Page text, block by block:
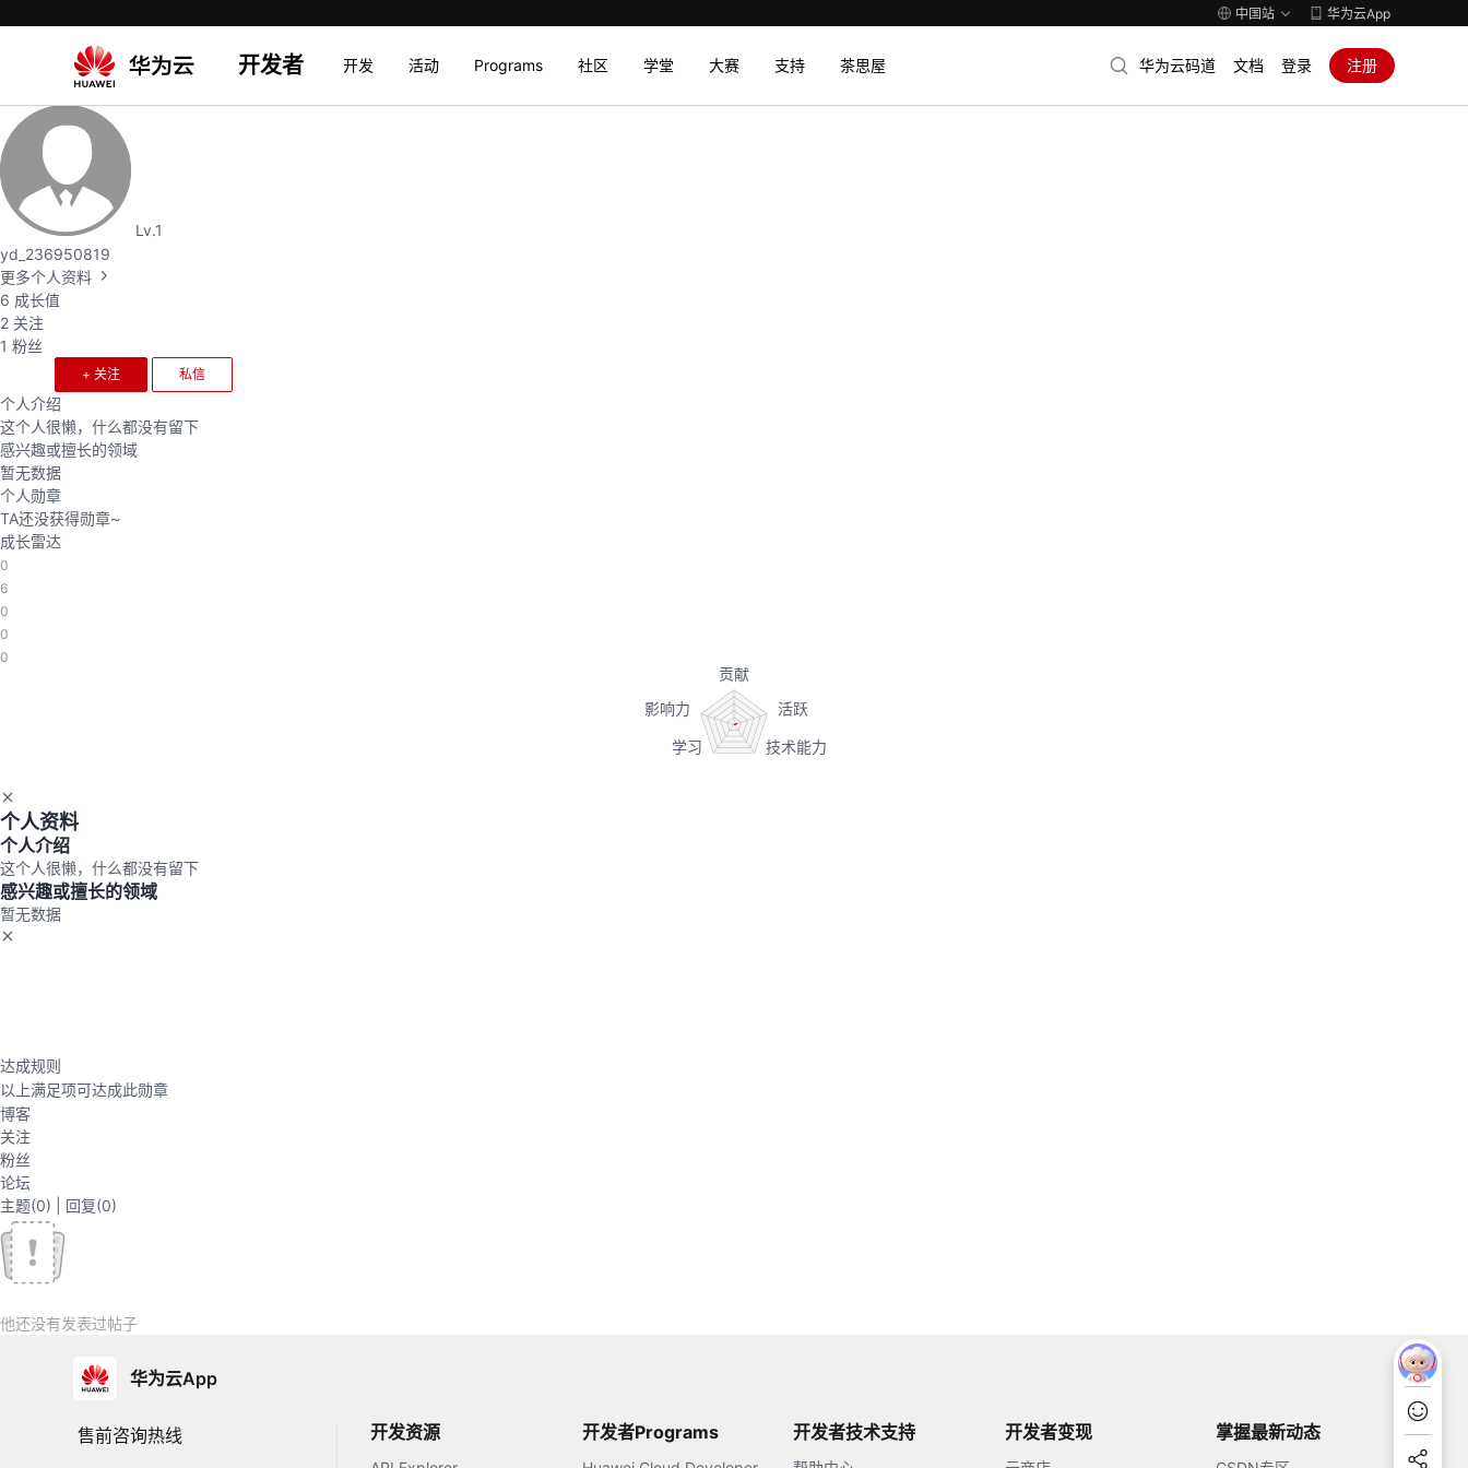
中国站 华为云App
开发者 开发 活动 Programs 社区 学堂 大赛 支持 茶思屋 华为云码道 文档 登录 注册
Lv.1
yd_236950819
更多个人资料
6 成长值
2 关注
1 粉丝
+ 关注 私信
个人介绍
这个人很懒，什么都没有留下
感兴趣或擅长的领域
暂无数据
个人勋章
TA还没获得勋章~
成长雷达
0
6
0
0
0
个人资料
个人介绍
这个人很懒，什么都没有留下
感兴趣或擅长的领域
暂无数据
达成规则
以上满足项可达成此勋章
博客
关注
粉丝
论坛
主题(0) 回复(0)
他还没有发表过帖子
华为云App
售前咨询热线 开发资源 开发者Programs 开发者技术支持 开发者变现 掌握最新动态